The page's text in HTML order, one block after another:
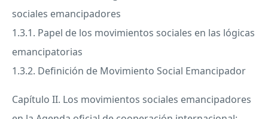
sociales emancipadores
1.3.1. Papel de los movimientos sociales en las lógicas
emancipatorias
1.3.2. Definición de Movimiento Social Emancipador
Capítulo II. Los movimientos sociales emancipadores